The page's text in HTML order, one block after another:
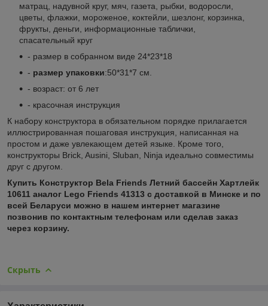
матрац, надувной круг, мяч, газета, рыбки, водоросли,
цветы, флажки, мороженое, коктейли, шезлонг, корзинка,
фрукты, деньги, информационные таблички,
спасательный круг
- размер в собранном виде 24*23*18
- размер упаковки:50*31*7 см.
- возраст: от 6 лет
- красочная инструкция
К набору конструктора в обязательном порядке прилагается
иллюстрированная пошаговая инструкция, написанная на
простом и даже увлекающем детей языке. Кроме того,
конструкторы Brick, Ausini, Sluban, Ninja идеально совместимы
друг с другом.
Купить Конструктор Bela Friends Летний бассейн Хартлейк
10611 аналог Lego Friends 41313 с доставкой в Минске и по
всей Беларуси можно в нашем интернет магазине
позвонив по контактным телефонам или сделав заказ
через корзину.
Скрыть